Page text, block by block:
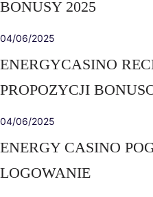
BONUSY 2025
04/06/2025
ENERGYCASINO
PROPOZYCJI
04/06/2025
ENERGY CASINO
LOGOWANIE